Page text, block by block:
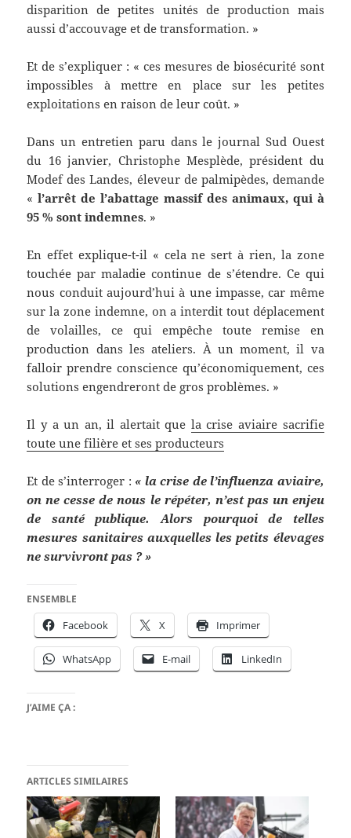
disparition de petites unités de production mais
aussi d’accouvage et de transformation. »
Et de s’expliquer : « ces mesures de biosécurité sont
impossibles à mettre en place sur les petites
exploitations en raison de leur coût. »
Dans un entretien paru dans le journal Sud Ouest
du 16 janvier, Christophe Mesplède, président du
Modef des Landes, éleveur de palmipèdes, demande
«l’arrêt de l’abattage massif des animaux, qui à
95 % sont indemnes. »
En effet explique-t-il « cela ne sert à rien, la zone
touchée par maladie continue de s’étendre. Ce qui
nous conduit aujourd’hui à une impasse, car même
sur la zone indemne, on a interdit tout déplacement
de volailles, ce qui empêche toute remise en
production dans les ateliers. À un moment, il va
falloir prendre conscience qu’économiquement, ces
solutions engendreront de gros problèmes. »
Il y a un an, il alertait que la crise aviaire sacrifie
toute une filière et ses producteurs
Et de s’interroger : « la crise de l’influenza aviaire,
on ne cesse de nous le répéter, n’est pas un enjeu
de santé publique. Alors pourquoi de telles
mesures sanitaires auxquelles les petits élevages
ne survivront pas ? »
ENSEMBLE
Facebook X Imprimer
WhatsApp E-mail LinkedIn
J’AIME ÇA :
ARTICLES SIMILAIRES